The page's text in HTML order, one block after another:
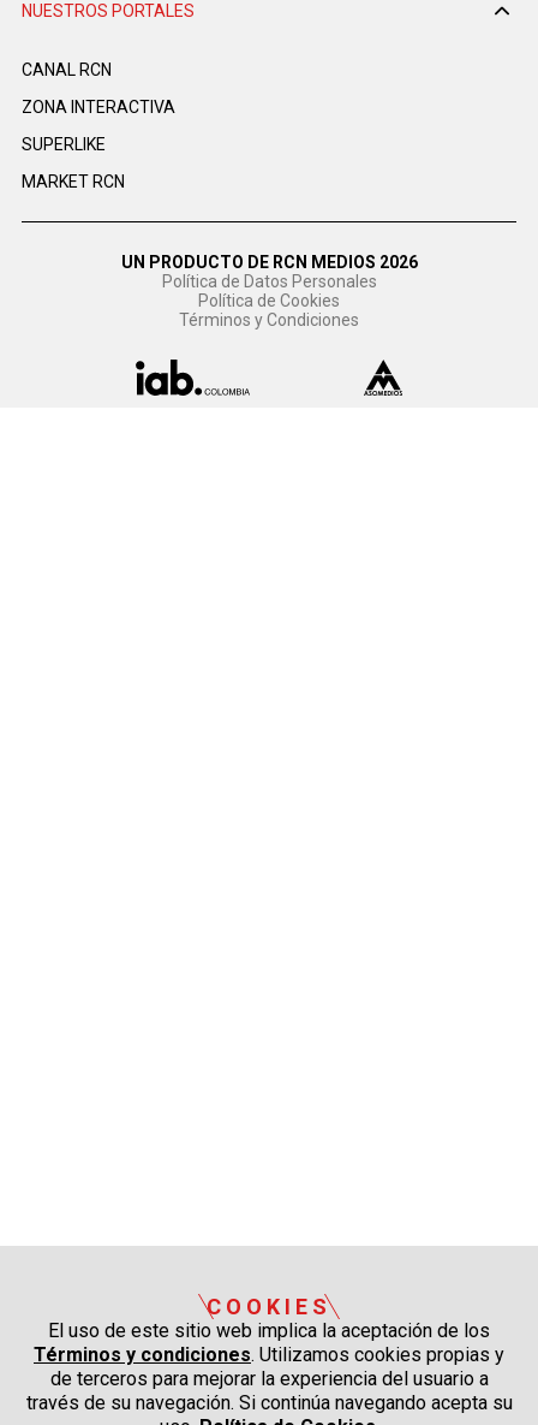
NUESTROS PORTALES
CANAL RCN
ZONA INTERACTIVA
SUPERLIKE
MARKET RCN
UN PRODUCTO DE RCN MEDIOS 2026
Política de Datos Personales
Política de Cookies
Términos y Condiciones
COOKIES
El uso de este sitio web implica la aceptación de los
Términos y condiciones. Utilizamos cookies propias y
de terceros para mejorar la experiencia del usuario a
través de su navegación. Si continúa navegando acepta su